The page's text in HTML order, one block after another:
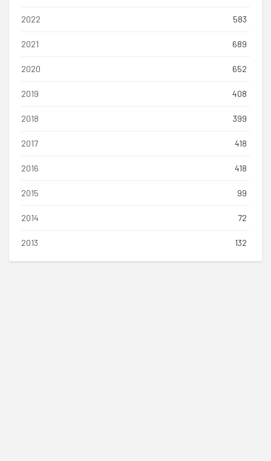
2022 583
2021 689
2020 652
2019 408
2018 399
2017 418
2016 418
2015 99
2014 72
2013 132